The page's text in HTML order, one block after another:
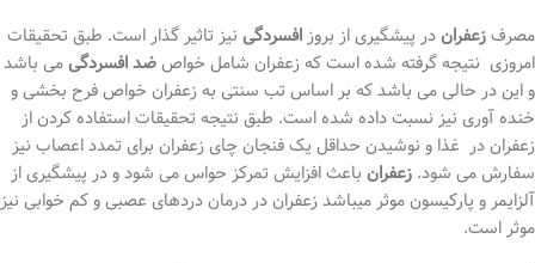
مصرفزعفراندر پیشگیری از بروز افسردگی نیز تاثیر گذار است. طبق تحقیقات
امروزی نتیجه گرفته شده است که زعفران شامل خواصضد افسردگیمی باشد
و این در حالی می باشد که بر اساس تب سنتی به زعفران خواص فرح بخشی و
خنده آوری نیز نسبت داده شده است. طبق نتیجه تحقیقات استفاده کردن از
زعفران در غذا و نوشیدن حداقل یک فنجان چای زعفران برای تمدد اعصاب نیز
سفارش می شود. زعفران باعث افزایش تمرکز حواس می شود و در پیشگیری از
آلزایمر و پارکیسون موثر میباشد زعفران در درمان دردهای عصبی و کم خوابی نیز
موثر است.